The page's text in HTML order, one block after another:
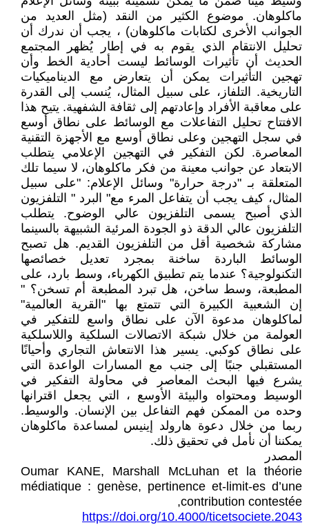
ماكلوهان. موضوع الكثير من النقد (مثل العديد من
الجوانب الأخرى لكتابات ماكلوهان) ، يجب أن ندرك أن
تحليل الانتقام الذي يقوم به في إطار يُظهر المجتمع
الحديث أن تأثيرات الوسائط ليست أحادية الخط وأن
تهجين التأثيرات يمكن أن يتعارض مع الديناميكيات
التاريخية. التلفاز، على سبيل المثال، يُنسب إلى القدرة
على معاقبة الأفراد وإعادتهم إلى ثقافة الشفهية. يتيح هذا
الافتتاح تحليل التفاعلات مع الوسائط على نطاق أوسع
في سجل التهجين وعلى نطاق أوسع مع الأجهزة التقنية
المعاصرة. لكن التفكير في التهجين الإعلامي يتطلب
الابتعاد عن جوانب معينة من فكر ماكلوهان، لا سيما تلك
المتعلقة بـ "درجة حرارة" وسائل الإعلام: "على سبيل
المثال، كيف يجب أن يتفاعل المرء مع" البرد " التلفزيون
الذي أصبح يسمى التلفزيون عالي الوضوح. يتطلب
التلفزيون عالي الدقة ذو الجودة المرئية الشبيهة بالسينما
مشاركة شخصية أقل من التلفزيون القديم. هل تصبح
الوسائط الباردة ساخنة بمجرد تعديل خصائصها
التكنولوجية؟ عندما يتم تطبيق الكهرباء، وسط بارد، على
المطبعة، وسط ساخن، هل تبرد المطبعة أم تسخن؟ "
إن الشعبية الكبيرة التي تتمتع بها "القرية العالمية"
لماكلوهان مدعوة الآن على نطاق واسع للتفكير في
العولمة من خلال شبكة الاتصالات السلكية واللاسلكية
على نطاق كوكبي. يسير هذا الانتعاش التجاري وأحيانًا
المستقبلي جنبًا إلى جنب مع المسارات الواعدة التي
يشرع فيها البحث المعاصر في محاولة التفكير في
الوسيط ومحتواه والبيئة الأوسع ، التي يجعل اقترانها
وحده من الممكن فهم التفاعل بين الإنسان. والوسيط.
ربما من خلال دعوة هارولد إينيس لمساعدة ماكلوهان
يمكننا أن نأمل في تحقيق ذلك.
المصدر
Oumar KANE, Marshall McLuhan et la théorie
médiatique : genèse, pertinence et-limit-es d’une
contribution contestée,
https://doi.org/10.4000/ticetsociete.2043